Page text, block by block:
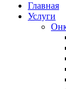
Главная
Услуги